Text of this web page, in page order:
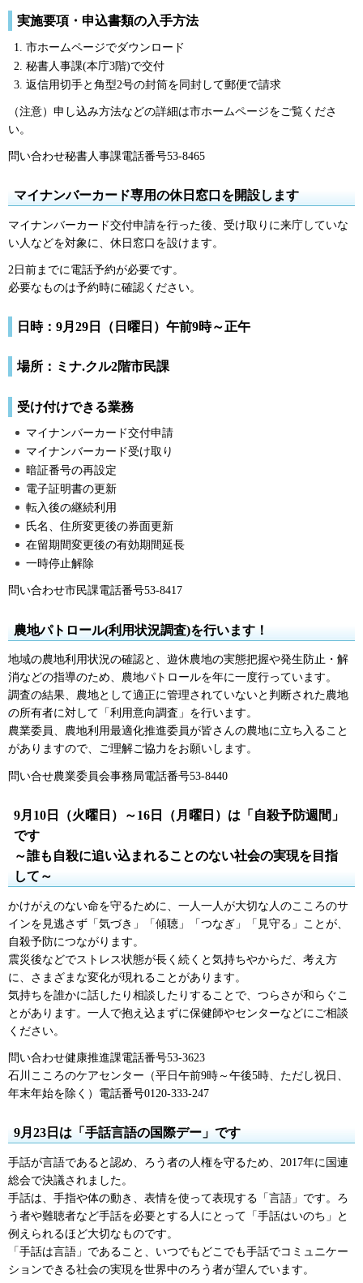
実施要項・申込書類の入手方法
市ホームページでダウンロード
秘書人事課(本庁3階)で交付
返信用切手と角型2号の封筒を同封して郵便で請求
（注意）申し込み方法などの詳細は市ホームページをご覧くださ
い。
問い合わせ秘書人事課電話番号53-8465
マイナンバーカード専用の休日窓口を開設します
マイナンバーカード交付申請を行った後、受け取りに来庁していな
い人などを対象に、休日窓口を設けます。
2日前までに電話予約が必要です。
必要なものは予約時に確認ください。
日時：9月29日（日曜日）午前9時～正午
場所：ミナ.クル2階市民課
受け付けできる業務
マイナンバーカード交付申請
マイナンバーカード受け取り
暗証番号の再設定
電子証明書の更新
転入後の継続利用
氏名、住所変更後の券面更新
在留期間変更後の有効期間延長
一時停止解除
問い合わせ市民課電話番号53-8417
農地パトロール(利用状況調査)を行います！
地域の農地利用状況の確認と、遊休農地の実態把握や発生防止・解
消などの指導のため、農地パトロールを年に一度行っています。
調査の結果、農地として適正に管理されていないと判断された農地
の所有者に対して「利用意向調査」を行います。
農業委員、農地利用最適化推進委員が皆さんの農地に立ち入ること
がありますので、ご理解ご協力をお願いします。
問い合せ農業委員会事務局電話番号53-8440
9月10日（火曜日）～16日（月曜日）は「自殺予防週間」
です
～誰も自殺に追い込まれることのない社会の実現を目指
して～
かけがえのない命を守るために、一人一人が大切な人のこころのサ
インを見逃さず「気づき」「傾聴」「つなぎ」「見守る」ことが、
自殺予防につながります。
震災後などでストレス状態が長く続くと気持ちやからだ、考え方
に、さまざまな変化が現れることがあります。
気持ちを誰かに話したり相談したりすることで、つらさが和らぐこ
とがあります。一人で抱え込まずに保健師やセンターなどにご相談
ください。
問い合わせ健康推進課電話番号53-3623
石川こころのケアセンター（平日午前9時～午後5時、ただし祝日、
年末年始を除く）電話番号0120-333-247
9月23日は「手話言語の国際デー」です
手話が言語であると認め、ろう者の人権を守るため、2017年に国連
総会で決議されました。
手話は、手指や体の動き、表情を使って表現する「言語」です。ろ
う者や難聴者など手話を必要とする人にとって「手話はいのち」と
例えられるほど大切なものです。
「手話は言語」であること、いつでもどこでも手話でコミュニケー
ションできる社会の実現を世界中のろう者が望んでいます。